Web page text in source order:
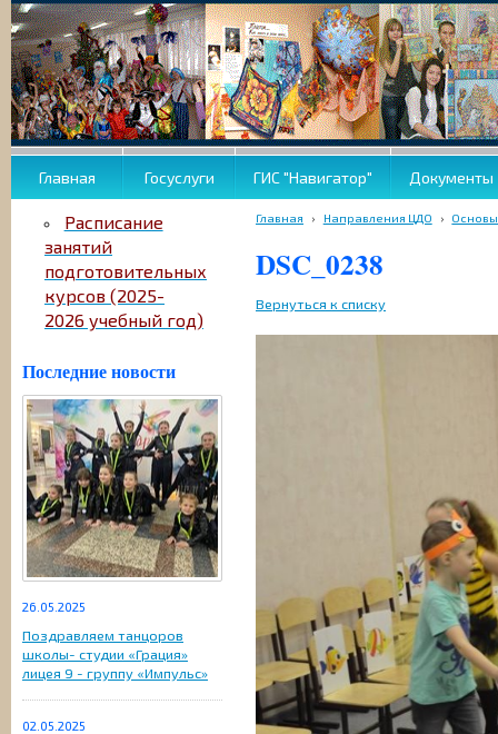
Главная Госуслуги ГИС "Навигатор" Документы
Расписание
занятий
подготовительных
курсов (2025-
2026 учебный год)
Последние новости
26.05.2025
Поздравляем танцоров
школы- студии «Грация»
лицея 9 - группу «Импульс»
02.05.2025
Главная › Направления ЦДО › Основы
DSC_0238
Вернуться к списку